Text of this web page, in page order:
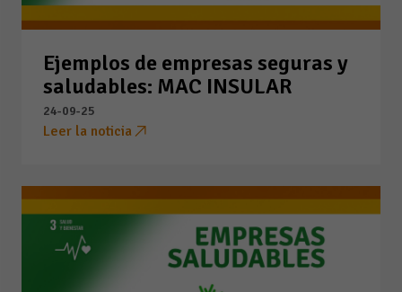
Ejemplos de empresas seguras y
saludables: MAC INSULAR
24-09-25
Leer la noticia